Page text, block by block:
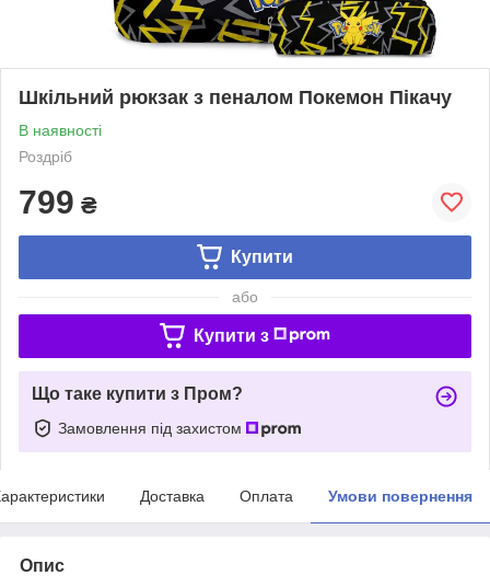
Шкільний рюкзак з пеналом Покемон Пікачу
В наявності
Роздріб
799 ₴
Купити
або
Купити з
Що таке купити з Пром?
Замовлення під захистом
Доставка Оплата Умови повернення
Опис